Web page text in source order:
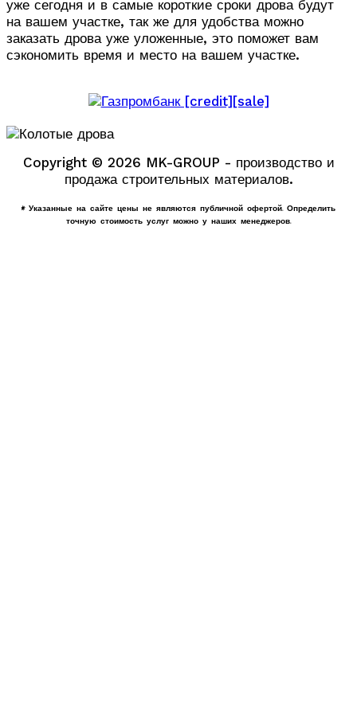
уже сегодня и в самые короткие сроки дрова будут
на вашем участке, так же для удобства можно
заказать дрова уже уложенные, это поможет вам
сэкономить время и место на вашем участке.
Copyright © 2026 MK-GROUP - производство и
продажа строительных материалов.
* Указанные на сайте цены не являются публичной офертой. Определить
точную стоимость услуг можно у наших менеджеров.